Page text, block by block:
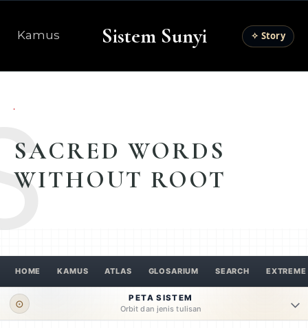
Kamus Sistem Sunyi ✧ Story
SACRED WORDS
WITHOUT ROOT
HOME KAMUS ATLAS GLOSARIUM SEARCH EXTREME
⊙
PETA SISTEM
Orbit dan jenis tulisan